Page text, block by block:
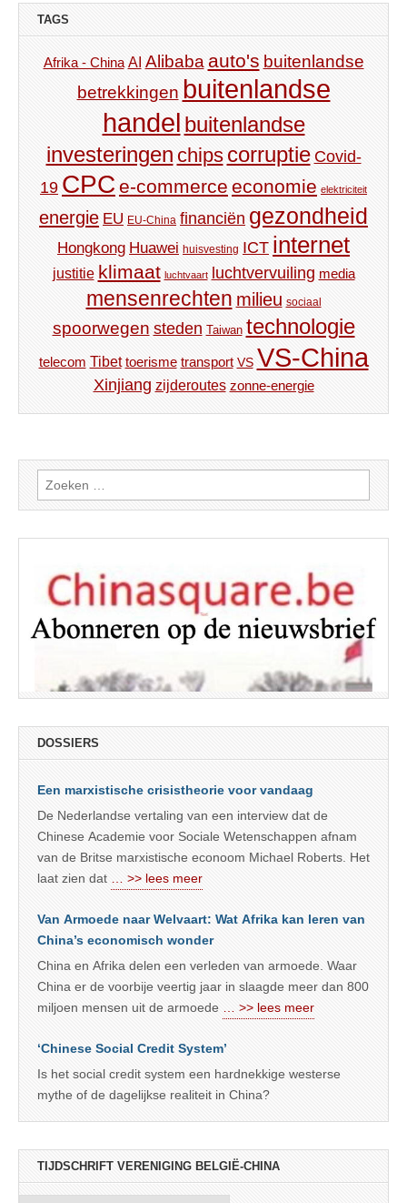
TAGS
Afrika - China AI Alibaba auto's buitenlandse
betrekkingen buitenlandse
handel buitenlandse
investeringen chips corruptie Covid-
19 CPC e-commerce economie elektriciteit
energie EU EU-China financiën gezondheid
Hongkong Huawei huisvesting ICT internet
justitie klimaat luchtvaart luchtvervuiling media
mensenrechten milieu sociaal
spoorwegen steden Taiwan technologie
telecom Tibet toerisme transport VS VS-China
Xinjiang zijderoutes zonne-energie
Zoeken
naar:
DOSSIERS
Een marxistische crisistheorie voor vandaag
De Nederlandse vertaling van een interview dat de
Chinese Academie voor Sociale Wetenschappen afnam
van de Britse marxistische econoom Michael Roberts. Het
laat zien dat
… >> lees meer
Van Armoede naar Welvaart: Wat Afrika kan leren van
China’s economisch wonder
China en Afrika delen een verleden van armoede. Waar
China er de voorbije veertig jaar in slaagde meer dan 800
miljoen mensen uit de armoede
… >> lees meer
‘Chinese Social Credit System’
Is het social credit system een hardnekkige westerse
mythe of de dagelijkse realiteit in China?
TIJDSCHRIFT VERENIGING BELGIË-CHINA